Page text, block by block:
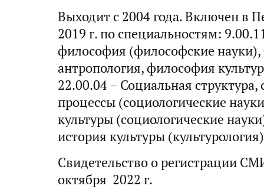
Выходит с 2004 года. Включен в
2019 г. по специальностям:
философия (философские
антропология, философия
22.00.04 – Социальная
процессы (социологические
культуры (социологические
история культуры
Свидетельство о регистрации
октября 2022 г.